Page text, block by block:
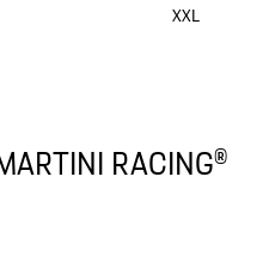
XXL
RACING®
RACING®